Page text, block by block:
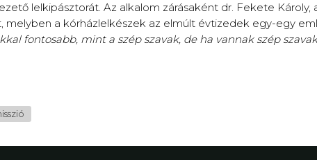
lelkipásztorát. Az alkalom zárásaként dr. Fekete Károly,
a kórházlelkészek az elmúlt évtizedek egy-egy
fontosabb, mint a szép szavak, de ha vannak szép